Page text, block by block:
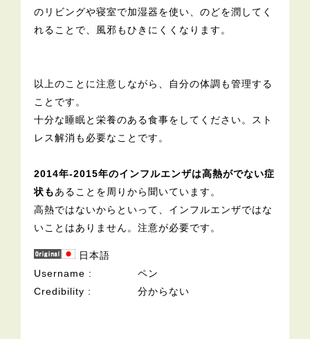
のリビングや寝室で加湿器を使い、のどを潤してく
れることで、風邪もひきにくくなります。
以上のことに注意しながら、自分の体調も管理する
ことです。
十分な睡眠と栄養のある食事をしてください。スト
レス解消も必要なことです。
2014年-2015年のインフルエンザは高熱がでない症
状もあることを周りから聞いています。
高熱ではないからといって、インフルエンザではな
いことはありません。注意が必要です。
日本語
Username
ペン
Credibility
分からない